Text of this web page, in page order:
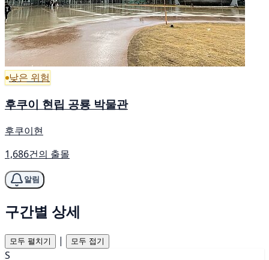
낮은 위험
후쿠이 현립 공룡 박물관
후쿠이현
1,686건의 출몰
알림
구간별 상세
모두 펼치기 | 모두 접기
S